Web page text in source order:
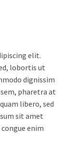
elit.
lobortis ut
dignissim
pharetra at
libero, sed
sit amet
enim